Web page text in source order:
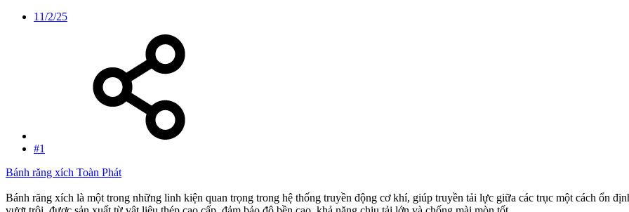
11/2/25
#1
Bánh răng xích Toàn Phát
Bánh răng xích là một trong những linh kiện quan trọng trong hệ thống truyền động cơ khí, giúp truyền tải lực giữa các trục một cách ổn